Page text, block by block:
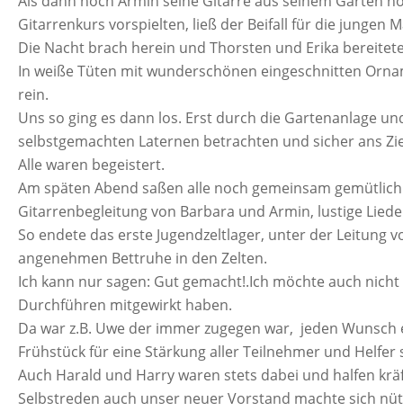
Gitarrenkurs vorspielten, ließ der Beifall für die jungen
Die Nacht brach herein und Thorsten und Erika
In weiße Tüten mit wunderschönen eingeschnitten
rein.
Uns so ging es dann los. Erst durch die Gartenanlage
selbstgemachten Laternen betrachten und sicher ans
Alle waren begeistert.
Am späten Abend saßen alle noch gemeinsam
Gitarrenbegleitung von Barbara und Armin, lustige
So endete das erste Jugendzeltlager, unter der
angenehmen Bettruhe in den Zelten.
Ich kann nur sagen: Gut gemacht!.Ich möchte auch
Durchführen mitgewirkt haben.
Da war z.B. Uwe der immer zugegen war, jeden
Frühstück für eine Stärkung aller Teilnehmer und Helfer
Auch Harald und Harry waren stets dabei und halfen
Selbstreden auch unser neuer Vorstand machte sich